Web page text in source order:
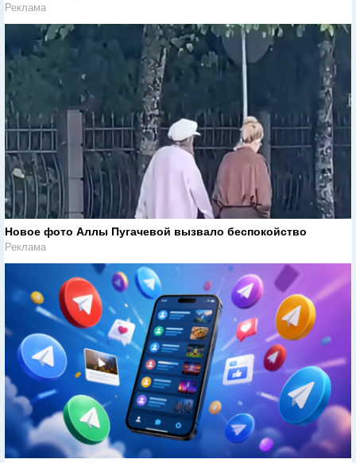
Реклама
Новое фото Аллы Пугачевой вызвало беспокойство
Реклама